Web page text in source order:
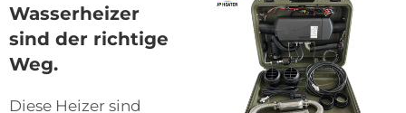
Wasserheizer
sind der richtige
Weg.
Diese Heizer sind